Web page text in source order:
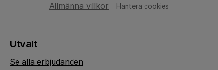
Allmänna villkor Hantera cookies
Utvalt
Se alla erbjudanden